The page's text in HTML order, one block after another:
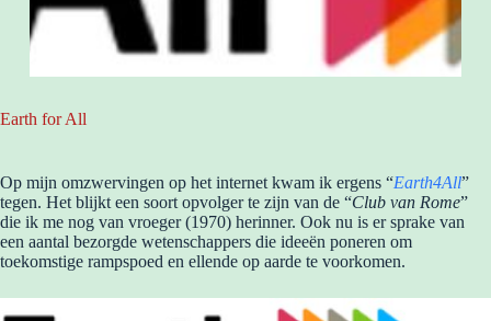
Earth for All
Op mijn omzwervingen op het internet kwam ik ergens “Earth4All”
tegen. Het blijkt een soort opvolger te zijn van de “Club van Rome”
die ik me nog van vroeger (1970) herinner. Ook nu is er sprake van
een aantal bezorgde wetenschappers die ideeën poneren om
toekomstige rampspoed en ellende op aarde te voorkomen.